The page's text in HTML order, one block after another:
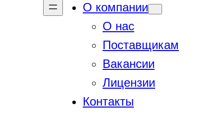
О компании
О нас
Поставщикам
Вакансии
Лицензии
Контакты